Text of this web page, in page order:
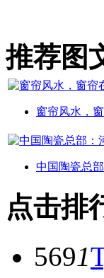
推荐图
窗帘风水，
中国陶瓷总
点击排
5691